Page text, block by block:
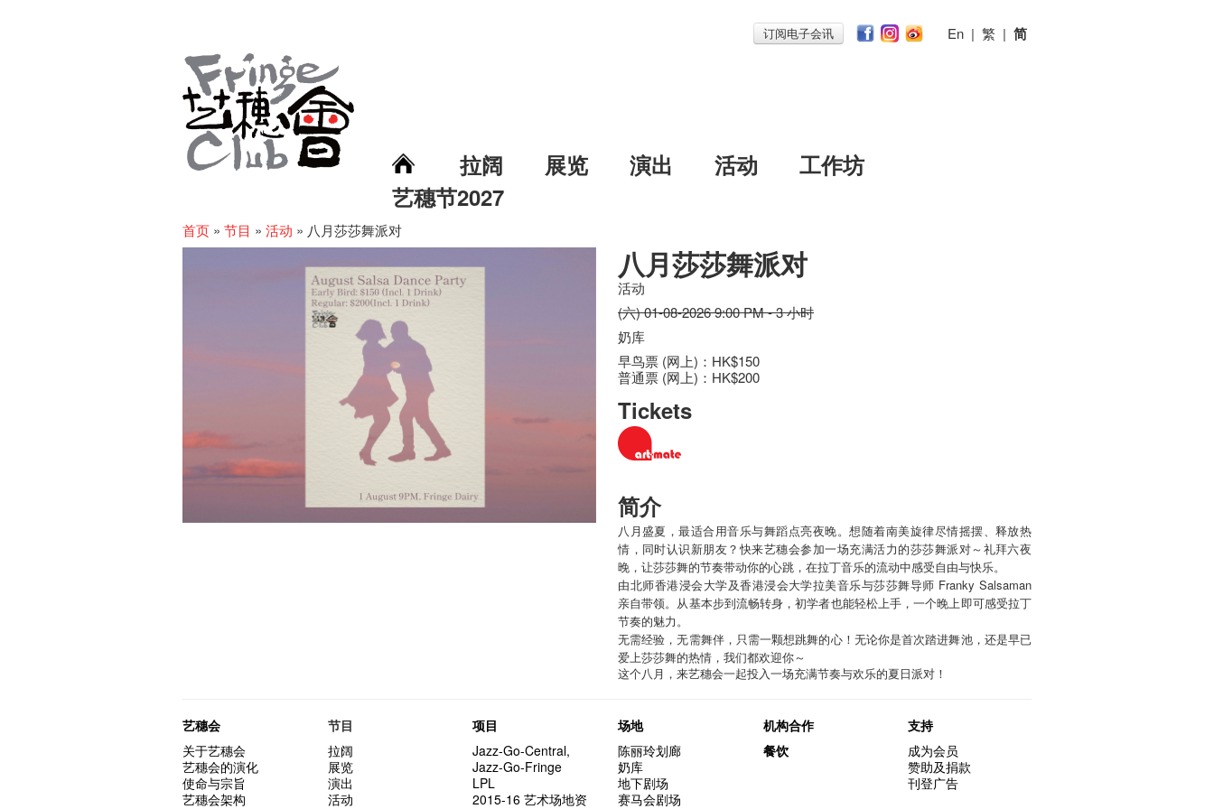
订阅电子会讯 En | 繁 | 简
拉阔 展览 演出 活动
工作坊
艺穗节2027
首页 » 节目 » 活动 » 八月莎莎舞派对
八月莎莎舞派对
活动
(六) 01-08-2026 9:00 PM - 3 小时
奶库
早鸟票 (网上)：HK$150
普通票 (网上)：HK$200
Tickets
简介
八月盛夏，最适合用音乐与舞蹈点亮夜晚。想随着南美旋律尽情摇摆、释放热
情，同时认识新朋友？快来艺穗会参加一场充满活力的莎莎舞派对～礼拜六夜
晚，让莎莎舞的节奏带动你的心跳，在拉丁音乐的流动中感受自由与快乐。
由北师香港浸会大学及香港浸会大学拉美音乐与莎莎舞导师 Franky Salsaman
亲自带领。从基本步到流畅转身，初学者也能轻松上手，一个晚上即可感受拉丁
节奏的魅力。
无需经验，无需舞伴，只需一颗想跳舞的心！无论你是首次踏进舞池，还是早已
爱上莎莎舞的热情，我们都欢迎你～
这个八月，来艺穗会一起投入一场充满节奏与欢乐的夏日派对！
艺穗会
关于艺穗会
艺穗会的演化
使命与宗旨
艺穗会架构
节目
拉阔
展览
演出
活动
项目
Jazz-Go-Central,
Jazz-Go-Fringe
LPL
2015-16 艺术场地资
场地
陈丽玲划廊
奶库
地下剧场
赛马会剧场
机构合作
餐饮
支持
成为会员
赞助及捐款
刊登广告